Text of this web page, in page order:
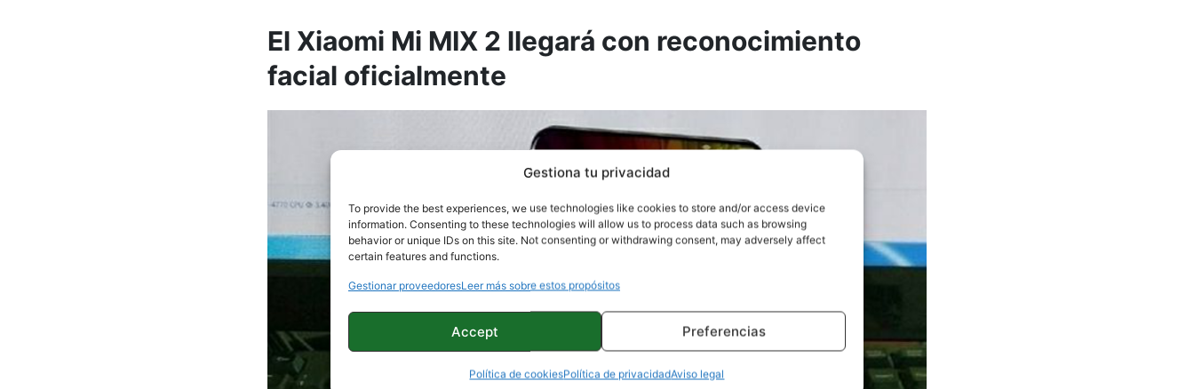
Gestiona tu privacidad
To provide the best experiences, we use technologies like cookies to store and/or access device
information. Consenting to these technologies will allow us to process data such as browsing
behavior or unique IDs on this site. Not consenting or withdrawing consent, may adversely affect
certain features and functions.
Gestionar proveedoresLeer más sobre estos propósitos
Accept Preferencias
Política de cookiesPolítica de privacidadAviso legal
El Xiaomi Mi MIX 2 llegará con reconocimiento
facial oficialmente